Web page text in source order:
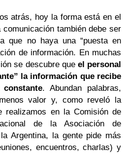
atrás, hoy la forma está en el
también debe ser
que no haya una “puesta en
de información. En muchas
se descubre que el personal
la información que recibe
. Abundan palabras,
valor y, como reveló la
realizamos en la Comisión de
de la Asociación de
Argentina, la gente pide más
encuentros, charlas) y